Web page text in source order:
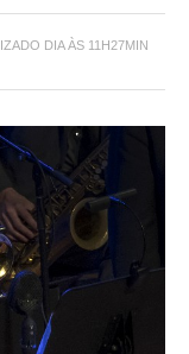
DIA ÀS 11H27MIN